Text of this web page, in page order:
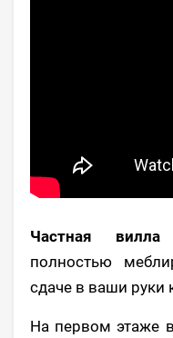
Частная
полностью
сдаче в ваши руки
На первом этаже